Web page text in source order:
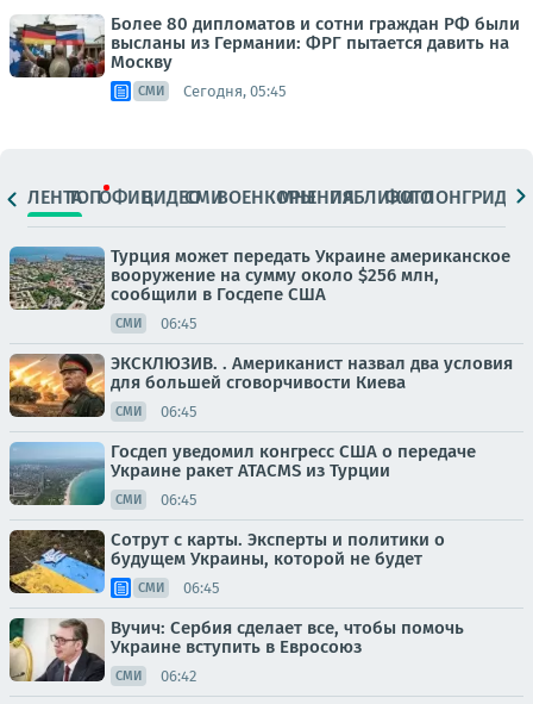
Более 80 дипломатов и сотни граждан РФ были
высланы из Германии: ФРГ пытается давить на
Москву
СМИ Сегодня, 05:45
ЛЕНТАТОПОФИЦ.ВИДЕОСМИВОЕНКОРЫМНЕНИЯПАБЛИКИ
ФОТОЛОНГРИДЫ
Турция может передать Украине американское
вооружение на сумму около $256 млн,
сообщили в Госдепе США
СМИ 06:45
ЭКСКЛЮЗИВ. . Американист назвал два условия
для большей сговорчивости Киева
СМИ 06:45
Госдеп уведомил конгресс США о передаче
Украине ракет ATACMS из Турции
СМИ 06:45
Сотрут с карты. Эксперты и политики о
будущем Украины, которой не будет
СМИ 06:45
Вучич: Сербия сделает все, чтобы помочь
Украине вступить в Евросоюз
СМИ 06:42